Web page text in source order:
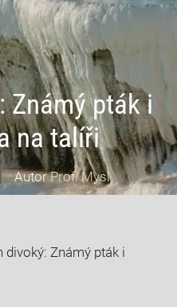
Známý pták i
na talíři
AutorProfi Mysl
divoký: Známý pták i